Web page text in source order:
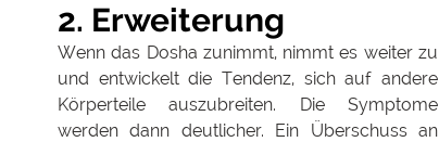
2. Erweiterung
Wenn das Dosha zunimmt, nimmt es weiter zu
und entwickelt die Tendenz, sich auf andere
Körperteile auszubreiten. Die Symptome
werden dann deutlicher. Ein Überschuss an